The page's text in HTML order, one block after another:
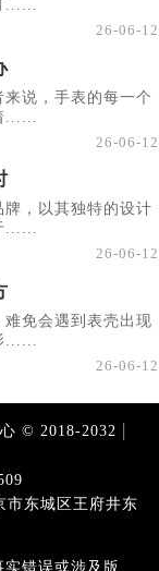
......
26-06-12
说，手表的每一个
......
26-06-12
，以其独特的设计
......
26-06-12
免会遇到表壳出现
......
26-06-12
© 2018-2032
市东城区王府井东
错误或涉及版